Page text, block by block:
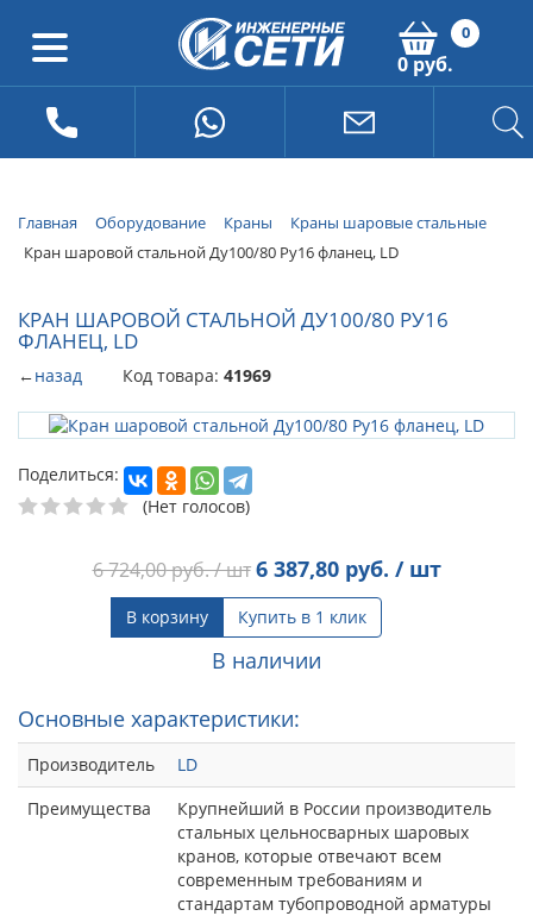
0
0 руб.
Главная Оборудование Краны
Краны шаровые стальные
Кран шаровой стальной Ду100/80 Ру16 фланец, LD
КРАН ШАРОВОЙ СТАЛЬНОЙ ДУ100/80 РУ16
ФЛАНЕЦ, LD
←назад Код товара: 41969
Поделиться:
(Нет голосов)
6 724,00руб. / шт 6 387,80руб. / шт
В корзину Купить в 1 клик
В наличии
Основные характеристики:
Производитель
LD
Преимущества
Крупнейший в России производитель
стальных цельносварных шаровых
кранов, которые отвечают всем
современным требованиям и
стандартам тубопроводной арматуры